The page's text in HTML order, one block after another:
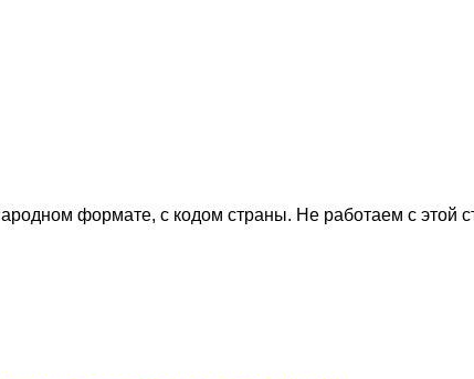
формате, с кодом страны. Не работаем с этой